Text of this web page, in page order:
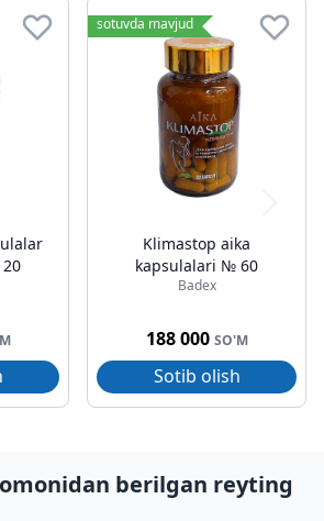
sotuvda mavjud
Klimastop aika
kapsulalari № 60
Badex
188 000 SO'M
Sotib olish
berilgan reyting